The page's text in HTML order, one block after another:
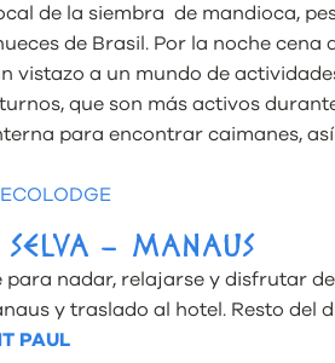
de la siembra de mandioca,
de Brasil. Por la noche cena
vistazo a un mundo de
que son más activos
para encontrar caimanes,
– MANAUS
nadar, relajarse y disfrutar
y traslado al hotel. Resto del
PAUL